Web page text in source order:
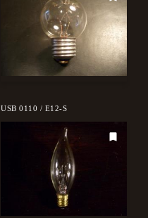
USB 0110 / E12-S